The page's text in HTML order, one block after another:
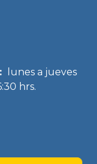
lunes a jueves
hrs.